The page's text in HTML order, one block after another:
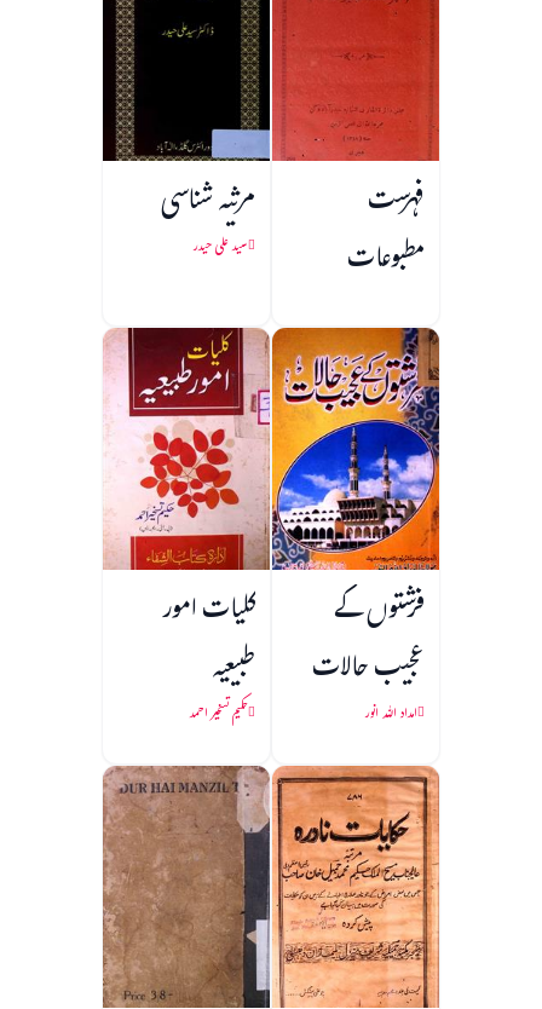
فہرست
مطبوعات
مرثیہ شناسی
سید علی حیدر
فرشتوں کے
عجیب حالات
امداد اللہ انور
کلیات امور
طبیعیہ
حکیم تسخیر احمد